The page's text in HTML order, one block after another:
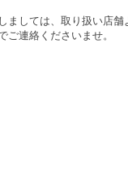
しては、取り扱い店舗
ご連絡くださいませ。